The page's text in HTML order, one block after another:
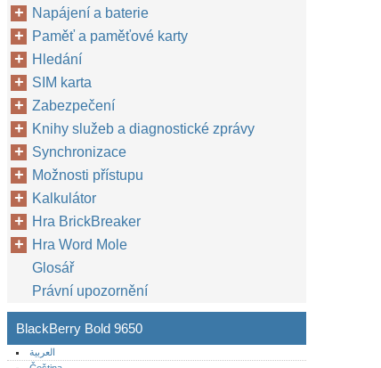
Napájení a baterie
Paměť a paměťové karty
Hledání
SIM karta
Zabezpečení
Knihy služeb a diagnostické zprávy
Synchronizace
Možnosti přístupu
Kalkulátor
Hra BrickBreaker
Hra Word Mole
Glosář
Právní upozornění
BlackBerry Bold 9650
العربية